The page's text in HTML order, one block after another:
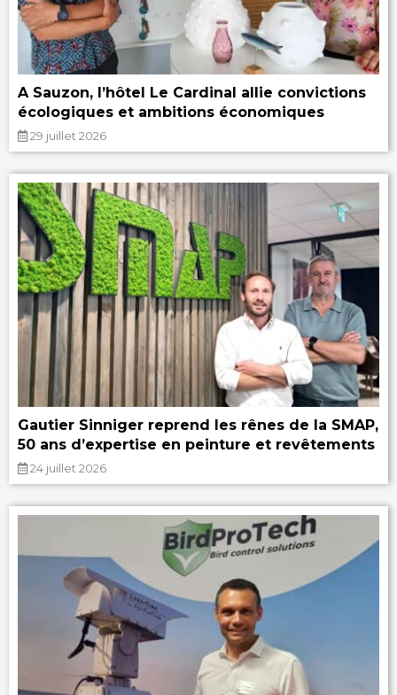
A Sauzon, l’hôtel Le Cardinal allie convictions
écologiques et ambitions économiques
29 juillet 2026
Gautier Sinniger reprend les rênes de la SMAP,
50 ans d’expertise en peinture et revêtements
24 juillet 2026